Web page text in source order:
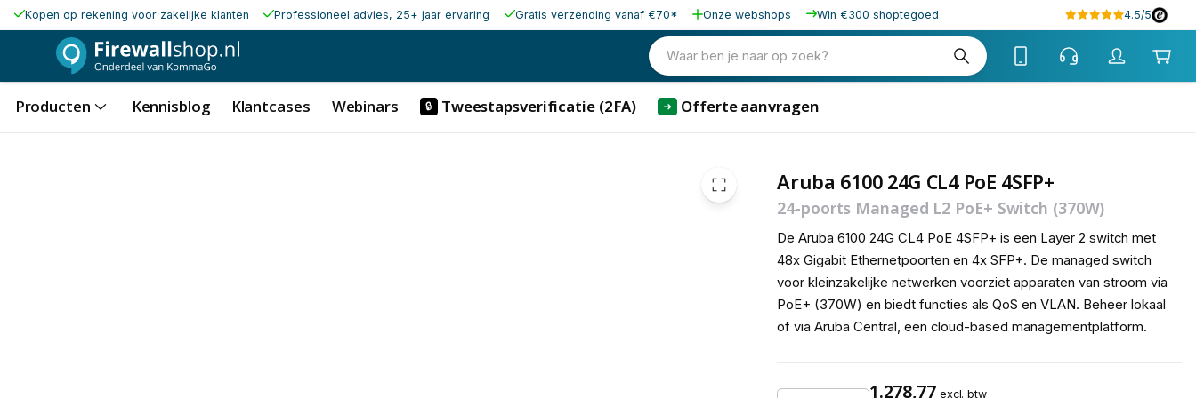
Kopen op rekening voor zakelijke klanten Professioneel advies, 25+ jaar ervaring Gratis verzending vanaf €70* Onze webshops Win €300 shoptegoed 4.5/5
Waar ben je naar op zoek?
Producten Kennisblog Klantcases Webinars 🔒 Tweestapsverificatie (2FA) ➜ Offerte aanvragen
Aruba 6100 24G CL4 PoE 4SFP+
24-poorts Managed L2 PoE+ Switch (370W)
De Aruba 6100 24G CL4 PoE 4SFP+ is een Layer 2 switch met
48x Gigabit Ethernetpoorten en 4x SFP+. De managed switch
voor kleinzakelijke netwerken voorziet apparaten van stroom via
PoE+ (370W) en biedt functies als QoS en VLAN. Beheer lokaal
of via Aruba Central, een cloud-based managementplatform.
1.278,77 excl. btw
1.278,77 excl. btw
1.547,31 incl. btw